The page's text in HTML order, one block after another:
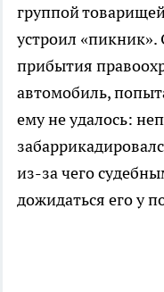
группой
устроил
прибытия
автомобиль,
ему не удалось:
из-за чего
дожидаться его у